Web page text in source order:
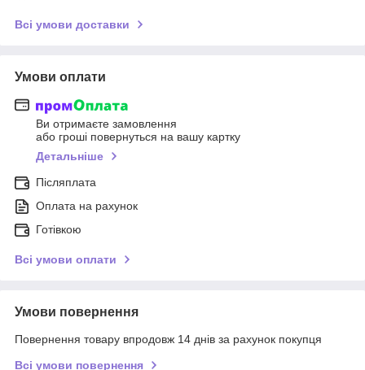
Всі умови доставки
Умови оплати
Ви отримаєте замовлення
або гроші повернуться на вашу картку
Детальніше
Післяплата
Оплата на рахунок
Готівкою
Всі умови оплати
Умови повернення
Повернення товару впродовж 14 днів за рахунок покупця
Всі умови повернення